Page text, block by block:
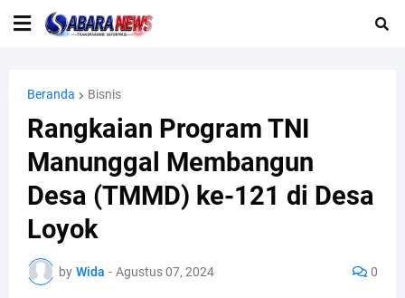
Beranda Bisnis
Rangkaian Program TNI
Manunggal Membangun
Desa (TMMD) ke-121 di Desa
Loyok
by Wida - Agustus 07, 2024 0